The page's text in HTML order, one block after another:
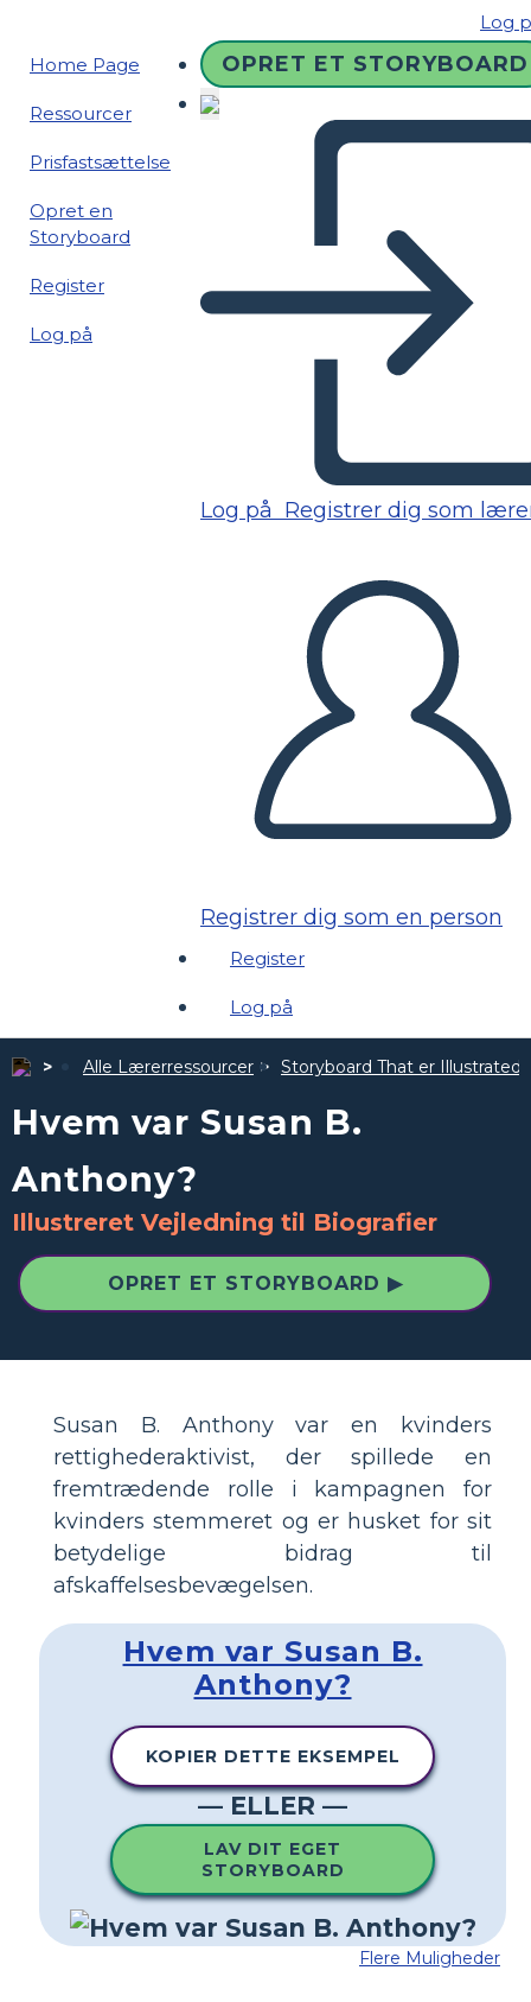
Log
Home Page
Ressourcer
Prisfastsættelse
Opret en
Storyboard
Register
Log på
OPRET ET STORYBOARD
Log på Registrer dig som
Registrer dig som en person
Register
Log på
Alle Lærerressourcer Storyboard That er Illustrated
Hvem var Susan B.
Anthony?
Illustreret Vejledning til Biografier
OPRET ET STORYBOARD ▶
Susan B. Anthony var en kvinders
rettighederaktivist, der spillede en
fremtrædende rolle i kampagnen for
kvinders stemmeret og er husket for sit
betydelige bidrag til
afskaffelsesbevægelsen.
Hvem var Susan B.
Anthony?
KOPIER DETTE EKSEMPEL
— ELLER —
LAV DIT EGET
STORYBOARD
Flere Muligheder